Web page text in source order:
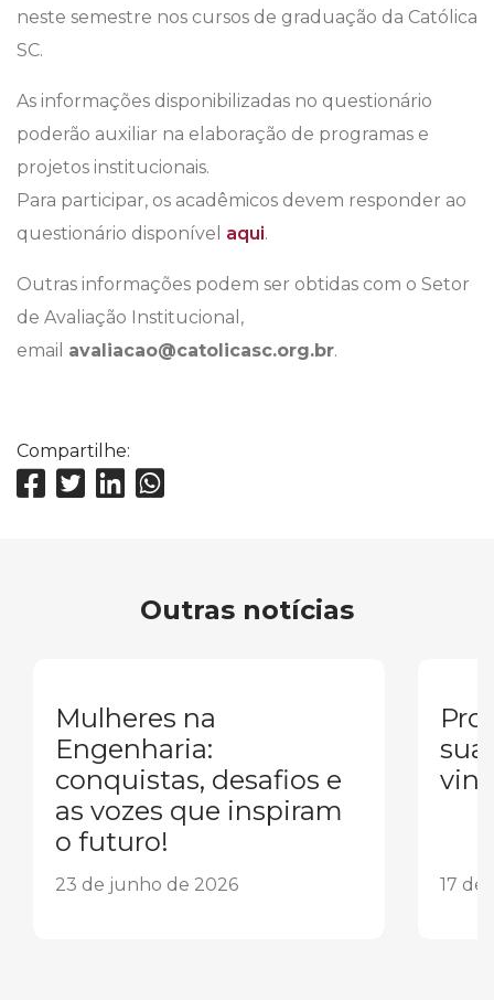
neste semestre nos cursos de graduação da Católica
SC.
As informações disponibilizadas no questionário
poderão auxiliar na elaboração de programas e
projetos institucionais.
Para participar, os acadêmicos devem responder ao
questionário disponível aqui.
Outras informações podem ser obtidas com o Setor
de Avaliação Institucional,
email avaliacao@catolicasc.org.br.
Compartilhe:
Outras notícias
Mulheres na
Engenharia:
conquistas, desafios e
as vozes que inspiram
o futuro!
23 de junho de 2026
sua
17 de